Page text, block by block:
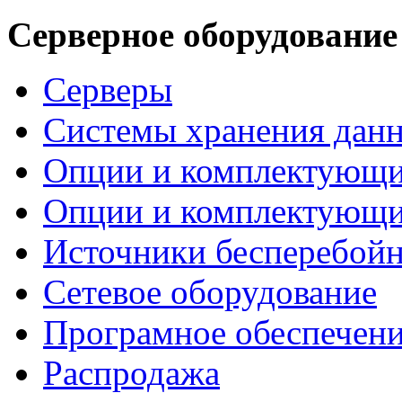
Серверное оборудование
Серверы
Системы хранения
Опции и
Опции и
Источники
Сетевое оборудование
Програмное
Распродажа